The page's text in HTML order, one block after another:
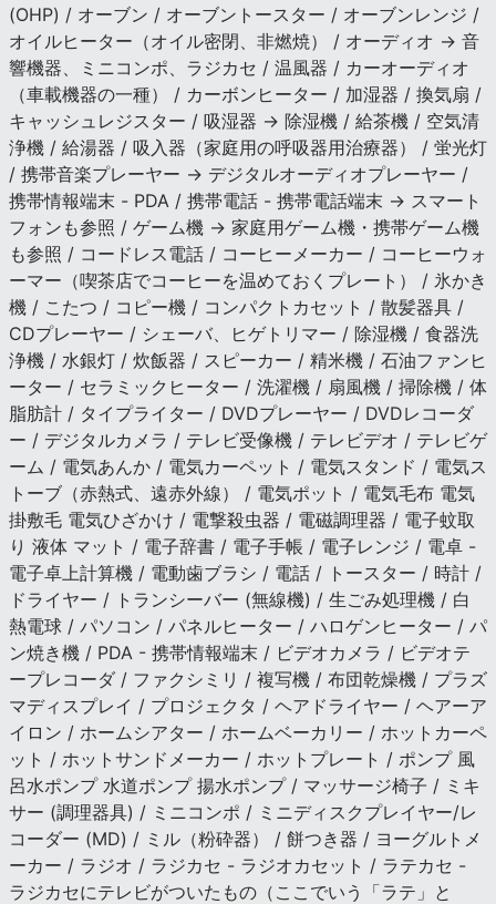
(OHP) / オーブン / オーブントースター / オーブンレンジ /
オイルヒーター（オイル密閉、非燃焼） / オーディオ → 音
響機器、ミニコンポ、ラジカセ / 温風器 / カーオーディオ
（車載機器の一種） / カーボンヒーター / 加湿器 / 換気扇 /
キャッシュレジスター / 吸湿器 → 除湿機 / 給茶機 / 空気清
浄機 / 給湯器 / 吸入器（家庭用の呼吸器用治療器） / 蛍光灯
/ 携帯音楽プレーヤー → デジタルオーディオプレーヤー /
携帯情報端末 - PDA / 携帯電話 - 携帯電話端末 → スマート
フォンも参照 / ゲーム機 → 家庭用ゲーム機・携帯ゲーム機
も参照 / コードレス電話 / コーヒーメーカー / コーヒーウォ
ーマー（喫茶店でコーヒーを温めておくプレート） / 氷かき
機 / こたつ / コピー機 / コンパクトカセット / 散髪器具 /
CDプレーヤー / シェーバ、ヒゲトリマー / 除湿機 / 食器洗
浄機 / 水銀灯 / 炊飯器 / スピーカー / 精米機 / 石油ファンヒ
ーター / セラミックヒーター / 洗濯機 / 扇風機 / 掃除機 / 体
脂肪計 / タイプライター / DVDプレーヤー / DVDレコーダ
ー / デジタルカメラ / テレビ受像機 / テレビデオ / テレビゲ
ーム / 電気あんか / 電気カーペット / 電気スタンド / 電気ス
トーブ（赤熱式、遠赤外線） / 電気ポット / 電気毛布 電気
掛敷毛 電気ひざかけ / 電撃殺虫器 / 電磁調理器 / 電子蚊取
り 液体 マット / 電子辞書 / 電子手帳 / 電子レンジ / 電卓 -
電子卓上計算機 / 電動歯ブラシ / 電話 / トースター / 時計 /
ドライヤー / トランシーバー (無線機) / 生ごみ処理機 / 白
熱電球 / パソコン / パネルヒーター / ハロゲンヒーター / パ
ン焼き機 / PDA - 携帯情報端末 / ビデオカメラ / ビデオテ
ープレコーダ / ファクシミリ / 複写機 / 布団乾燥機 / プラズ
マディスプレイ / プロジェクタ / ヘアドライヤー / ヘアーア
イロン / ホームシアター / ホームベーカリー / ホットカーペ
ット / ホットサンドメーカー / ホットプレート / ポンプ 風
呂水ポンプ 水道ポンプ 揚水ポンプ / マッサージ椅子 / ミキ
サー (調理器具) / ミニコンポ / ミニディスクプレイヤー/レ
コーダー (MD) / ミル（粉砕器） / 餅つき器 / ヨーグルトメ
ーカー / ラジオ / ラジカセ - ラジオカセット / ラテカセ -
ラジカセにテレビがついたもの（ここでいう「ラテ」と